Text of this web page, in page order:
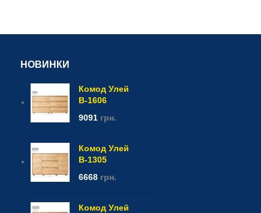
НОВИНКИ
Комод Улей
В-1606
9091 грн.
Комод Улей
В-1305
6668 грн.
Комод Улей